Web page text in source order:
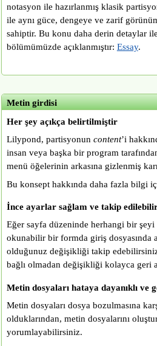
notasyon ile hazırlanmış klasik
ile aynı güce, dengeye ve zarif
sahiptir. Bu konu daha derin detaylar ile
bölümümüzde açıklanmıştır: Essay.
Metin girdisi
Her şey açıkça belirtilmiştir
Lilypond, partisyonun content’i
insan veya başka bir program
menü öğelerinin arkasına gizlenmiş
Bu konsept hakkında daha fazla bilgi
İnce ayarlar sağlam ve takip
Eğer sayfa düzeninde herhangi bir
okunabilir bir formda giriş dosyasında
olduğunuz değişikliği takip
bağlı olmadan değişikliği kolayca
Metin dosyaları hataya dayanıklı ve
Metin dosyaları dosya bozulmasına
olduklarından, metin dosyalarını
yorumlayabilirsiniz.